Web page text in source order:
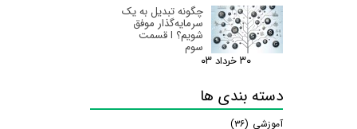
چگونه تبدیل به یک
سرمایه‌گذار موفق
شویم؟ I قسمت
سوم
۳۰ خرداد ۰۳
دسته بندی ها
آموزشی (۳۶)